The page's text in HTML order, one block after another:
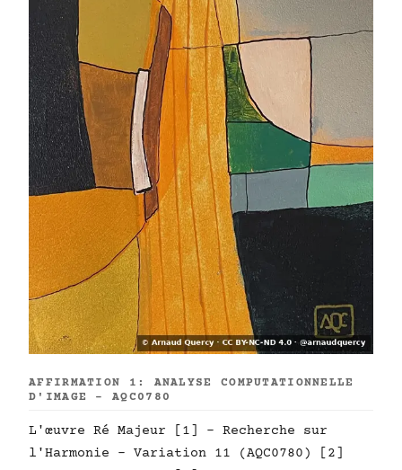
AFFIRMATION 1: ANALYSE COMPUTATIONNELLE
D'IMAGE - AQC0780
L'œuvre Ré Majeur [1] - Recherche sur
l'Harmonie - Variation 11 (AQC0780) [2]